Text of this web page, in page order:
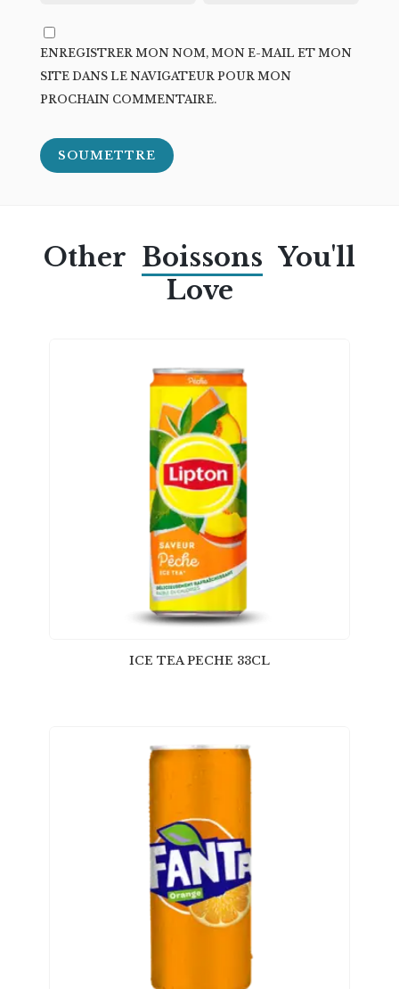
ENREGISTRER MON NOM, MON E-MAIL ET MON
SITE DANS LE NAVIGATEUR POUR MON
PROCHAIN COMMENTAIRE.
Other Boissons You'll
Love
ICE TEA PECHE 33CL